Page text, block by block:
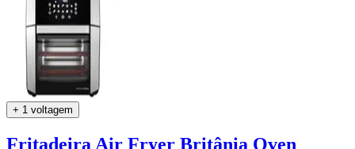
+ 1 voltagem
Fritadeira Air Fryer Britânia Oven